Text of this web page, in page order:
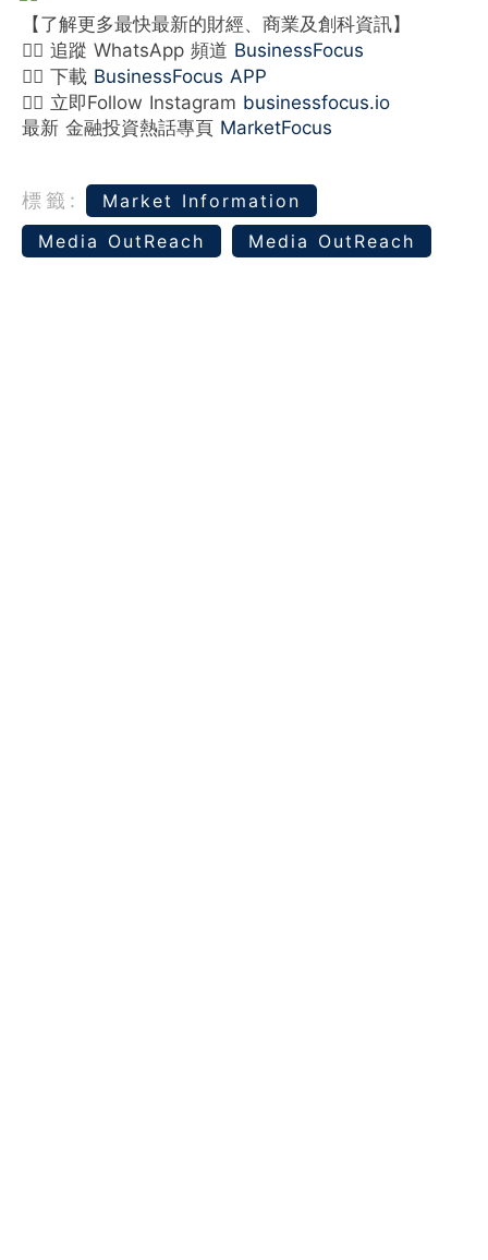
【了解更多最快最新的財經、商業及創科資訊】
👉🏻 追蹤 WhatsApp 頻道 BusinessFocus
👉🏻 下載 BusinessFocus APP
👉🏻 立即Follow Instagram businessfocus.io
最新 金融投資熱話專頁 MarketFocus
標籤:
Market Information
Media OutReach
Media OutReach